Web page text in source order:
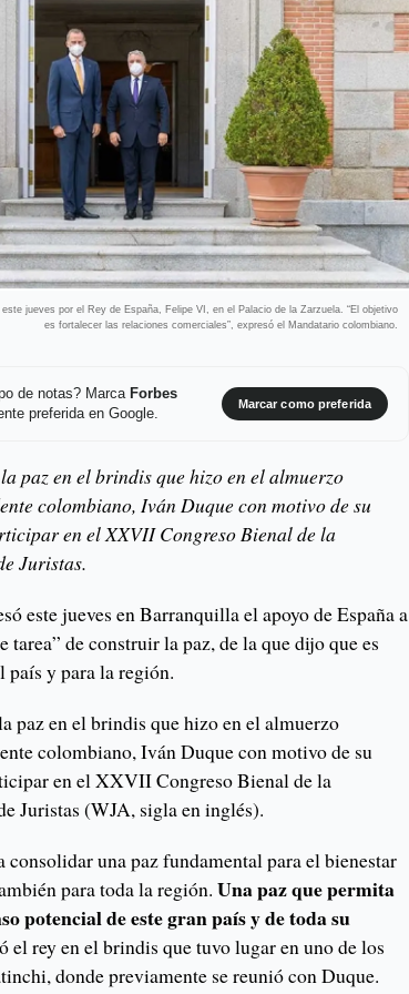
jueves por el Rey de España, Felipe VI, en el Palacio de la Zarzuela. “El objetivo
es fortalecer las relaciones comerciales”, expresó el Mandatario colombiano.
de notas? Marca Forbes
preferida en Google.
Marcar como preferida
paz en el brindis que hizo en el almuerzo
colombiano, Iván Duque con motivo de su
en el XXVII Congreso Bienal de la
Juristas.
este jueves en Barranquilla el apoyo de España a
tarea” de construir la paz, de la que dijo que es
país y para la región.
paz en el brindis que hizo en el almuerzo
colombiano, Iván Duque con motivo de su
en el XXVII Congreso Bienal de la
Juristas (WJA, sigla en inglés).
consolidar una paz fundamental para el bienestar
para toda la región. Una paz que permita
potencial de este gran país y de toda su
el rey en el brindis que tuvo lugar en uno de los
donde previamente se reunió con Duque.